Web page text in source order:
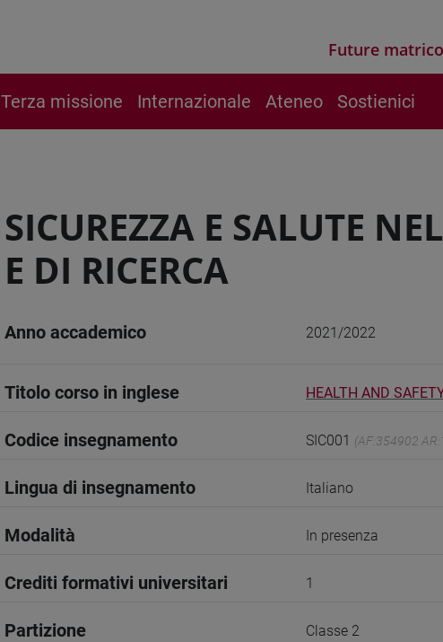
Future
Terza missione Internazionale Ateneo Sostienici
SICUREZZA E SALUTE
E DI RICERCA
Anno accademico 2021/2022
Titolo corso in inglese HEALTH AND
Codice insegnamento SIC001 (AF:354902
Lingua di insegnamento Italiano
Modalità In presenza
Crediti formativi universitari 1
Partizione Classe 2